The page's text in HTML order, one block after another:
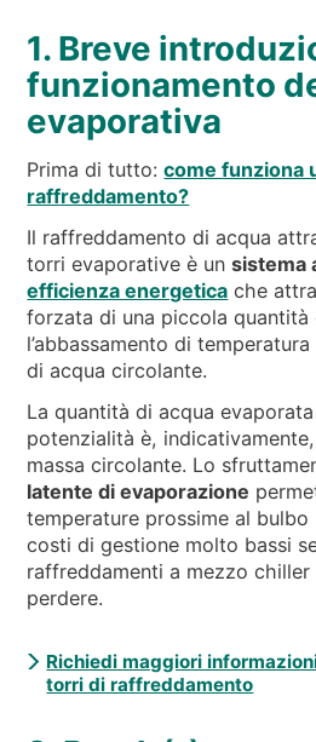
1. Breve
funzionamento
evaporativa
Prima di tutto:come funziona
raffreddamento?
Il raffreddamento di acqua
torri evaporative è unsistema
efficienza energetica che
forzata di una piccola quantità
l’abbassamento di
di acqua circolante.
La quantità di acqua
potenzialità è, indicativamente,
massa circolante. Lo
latente di evaporazione
temperature prossime al bulbo
costi di gestione molto bassi
raffreddamenti a mezzo
perdere.
Richiedi maggiori
torri di raffreddamento